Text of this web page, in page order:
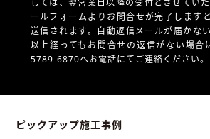
ールフォームよりお問合せが完了します
送信されます。自動返信メールが届かない
以上経ってもお問合せの返信がない場合
5789-6870へお電話にてご連絡ください。
ピックアップ施工事例